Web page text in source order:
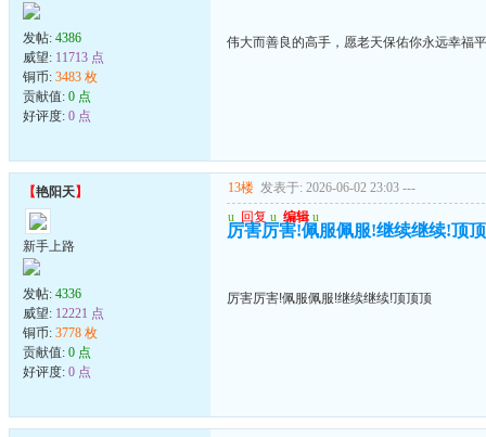
发帖: 4386
威望: 11713 点
铜币: 3483 枚
贡献值: 0 点
好评度: 0 点
伟大而善良的高手，愿老天保佑你永远幸福
【艳阳天】
新手上路
发帖: 4336
威望: 12221 点
铜币: 3778 枚
贡献值: 0 点
好评度: 0 点
13楼 发表于: 2026-06-02 23:03 ---
u 回复 u 编辑 u
厉害厉害!佩服佩服!继续继续!顶
厉害厉害!佩服佩服!继续继续!顶顶顶